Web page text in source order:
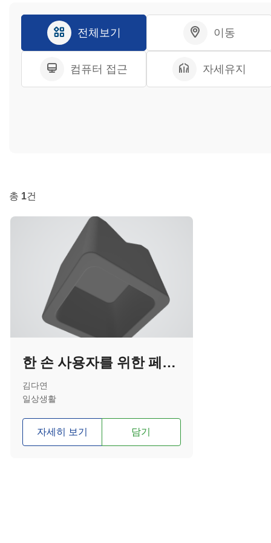
전체보기 이동
컴퓨터 접근 자세유지
총 1건
한 손 사용자를 위한 페트병 여닫이 보조기기
김다연
일상생활
자세히 보기 담기